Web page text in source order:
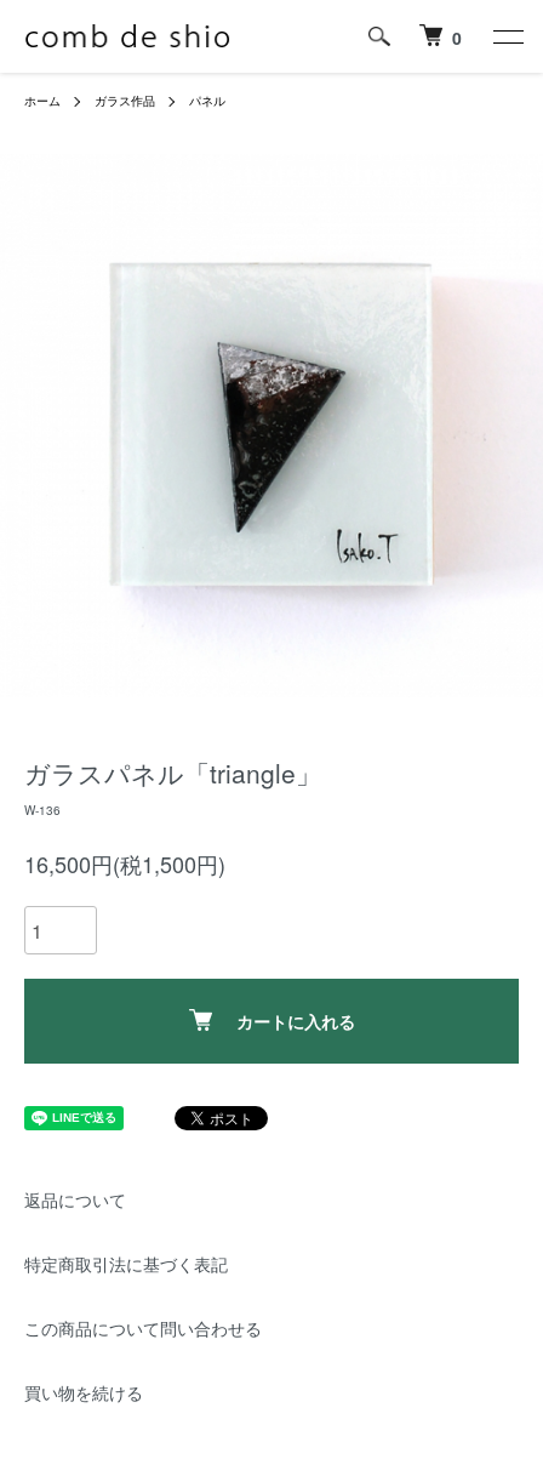
0
ホーム ガラス作品 パネル
ガラスパネル「triangle」
W-136
16,500円(税1,500円)
カートに入れる
返品について
特定商取引法に基づく表記
この商品について問い合わせる
買い物を続ける